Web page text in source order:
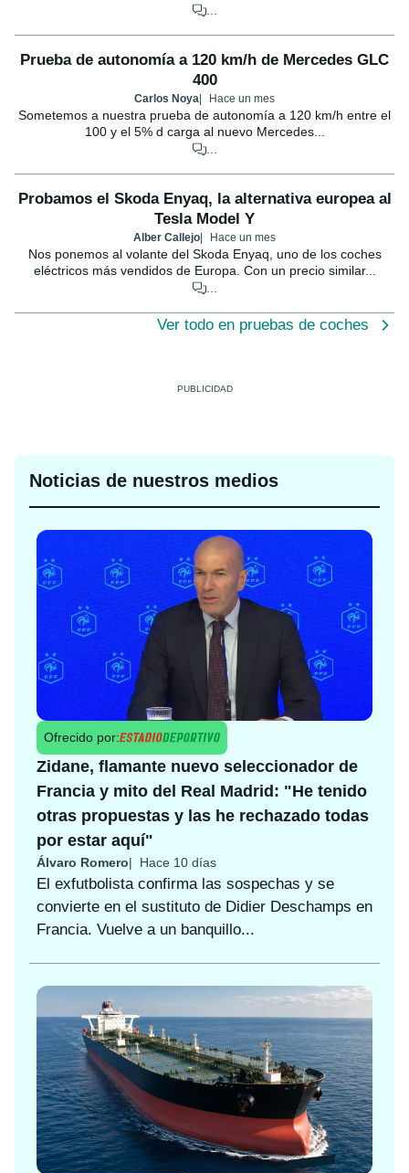
...
Prueba de autonomía a 120 km/h de Mercedes GLC
400
Carlos Noya Hace un mes
Sometemos a nuestra prueba de autonomía a 120 km/h entre el
100 y el 5% d carga al nuevo Mercedes...
...
Probamos el Skoda Enyaq, la alternativa europea al
Tesla Model Y
Alber Callejo Hace un mes
Nos ponemos al volante del Skoda Enyaq, uno de los coches
eléctricos más vendidos de Europa. Con un precio similar...
...
Ver todo en pruebas de coches
Noticias de nuestros medios
Ofrecido por:
Zidane, flamante nuevo seleccionador de
Francia y mito del Real Madrid: "He tenido
otras propuestas y las he rechazado todas
por estar aquí"
Álvaro Romero Hace 10 días
El exfutbolista confirma las sospechas y se
convierte en el sustituto de Didier Deschamps en
Francia. Vuelve a un banquillo...